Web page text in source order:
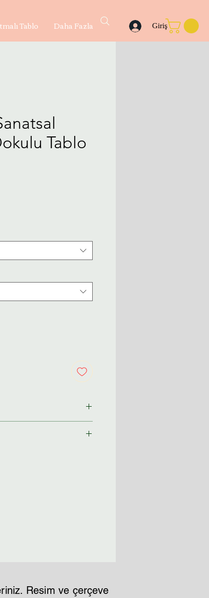
Tablo Daha Fazla Giriş
Tablo
Resim ve çerçeve